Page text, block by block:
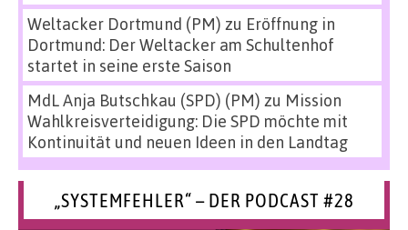
Weltacker Dortmund (PM) zu Eröffnung in
Dortmund: Der Weltacker am Schultenhof
startet in seine erste Saison
MdL Anja Butschkau (SPD) (PM) zu Mission
Wahlkreisverteidigung: Die SPD möchte mit
Kontinuität und neuen Ideen in den Landtag
„SYSTEMFEHLER“ – DER PODCAST #28